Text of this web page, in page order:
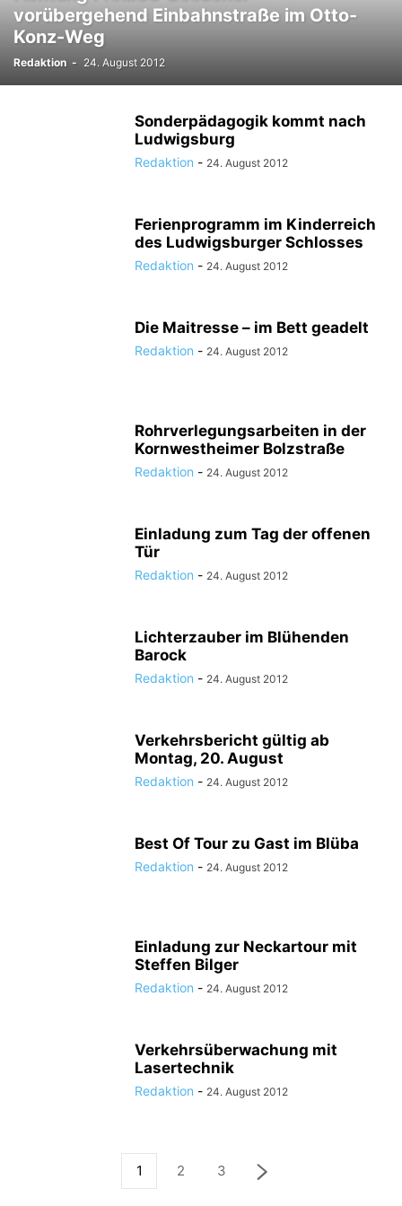
vorübergehend Einbahnstraße im Otto-
Konz-Weg
Redaktion - 24. August 2012
Sonderpädagogik kommt nach
Ludwigsburg
Redaktion - 24. August 2012
Ferienprogramm im Kinderreich
des Ludwigsburger Schlosses
Redaktion - 24. August 2012
Die Maitresse – im Bett geadelt
Redaktion - 24. August 2012
Rohrverlegungsarbeiten in der
Kornwestheimer Bolzstraße
Redaktion - 24. August 2012
Einladung zum Tag der offenen
Tür
Redaktion - 24. August 2012
Lichterzauber im Blühenden
Barock
Redaktion - 24. August 2012
Verkehrsbericht gültig ab
Montag, 20. August
Redaktion - 24. August 2012
Best Of Tour zu Gast im Blüba
Redaktion - 24. August 2012
Einladung zur Neckartour mit
Steffen Bilger
Redaktion - 24. August 2012
Verkehrsüberwachung mit
Lasertechnik
Redaktion - 24. August 2012
1 2 3